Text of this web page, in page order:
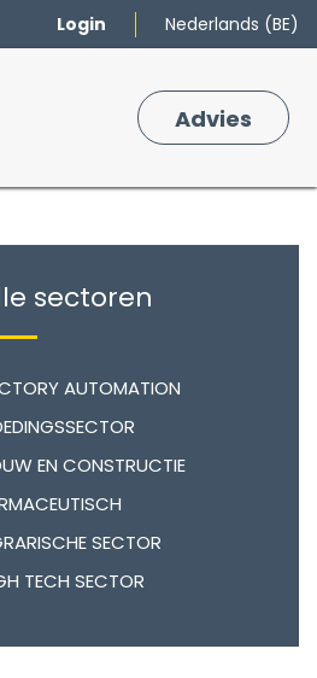
Login Nederlands (BE)
Adv​ies
sectoren
AUTOMATION
EN CONSTRUCTIE
SECTOR
TECH SECTOR